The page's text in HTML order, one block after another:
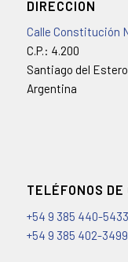
DIRECCIÓN
Calle Constitución
C.P.: 4.200
Santiago del Estero
Argentina
TELÉFONOS DE
+54 9 385 440-5433
+54 9 385 402-3499